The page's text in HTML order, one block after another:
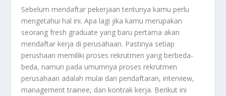
Sebelum mendaftar pekerjaan tentunya kamu perlu
mengetahui hal ini. Apa lagi jika kamu merupakan
seorang fresh graduate yang baru pertama akan
mendaftar kerja di perusahaan. Pastinya setiap
perushaan memiliki proses rekrutmen yang berbeda-
beda, namun pada umumnya proses rekrutmen
perusahaan adalah mulai dari pendaftaran, interview,
management trainee, dan kontrak kerja. Berikut ini